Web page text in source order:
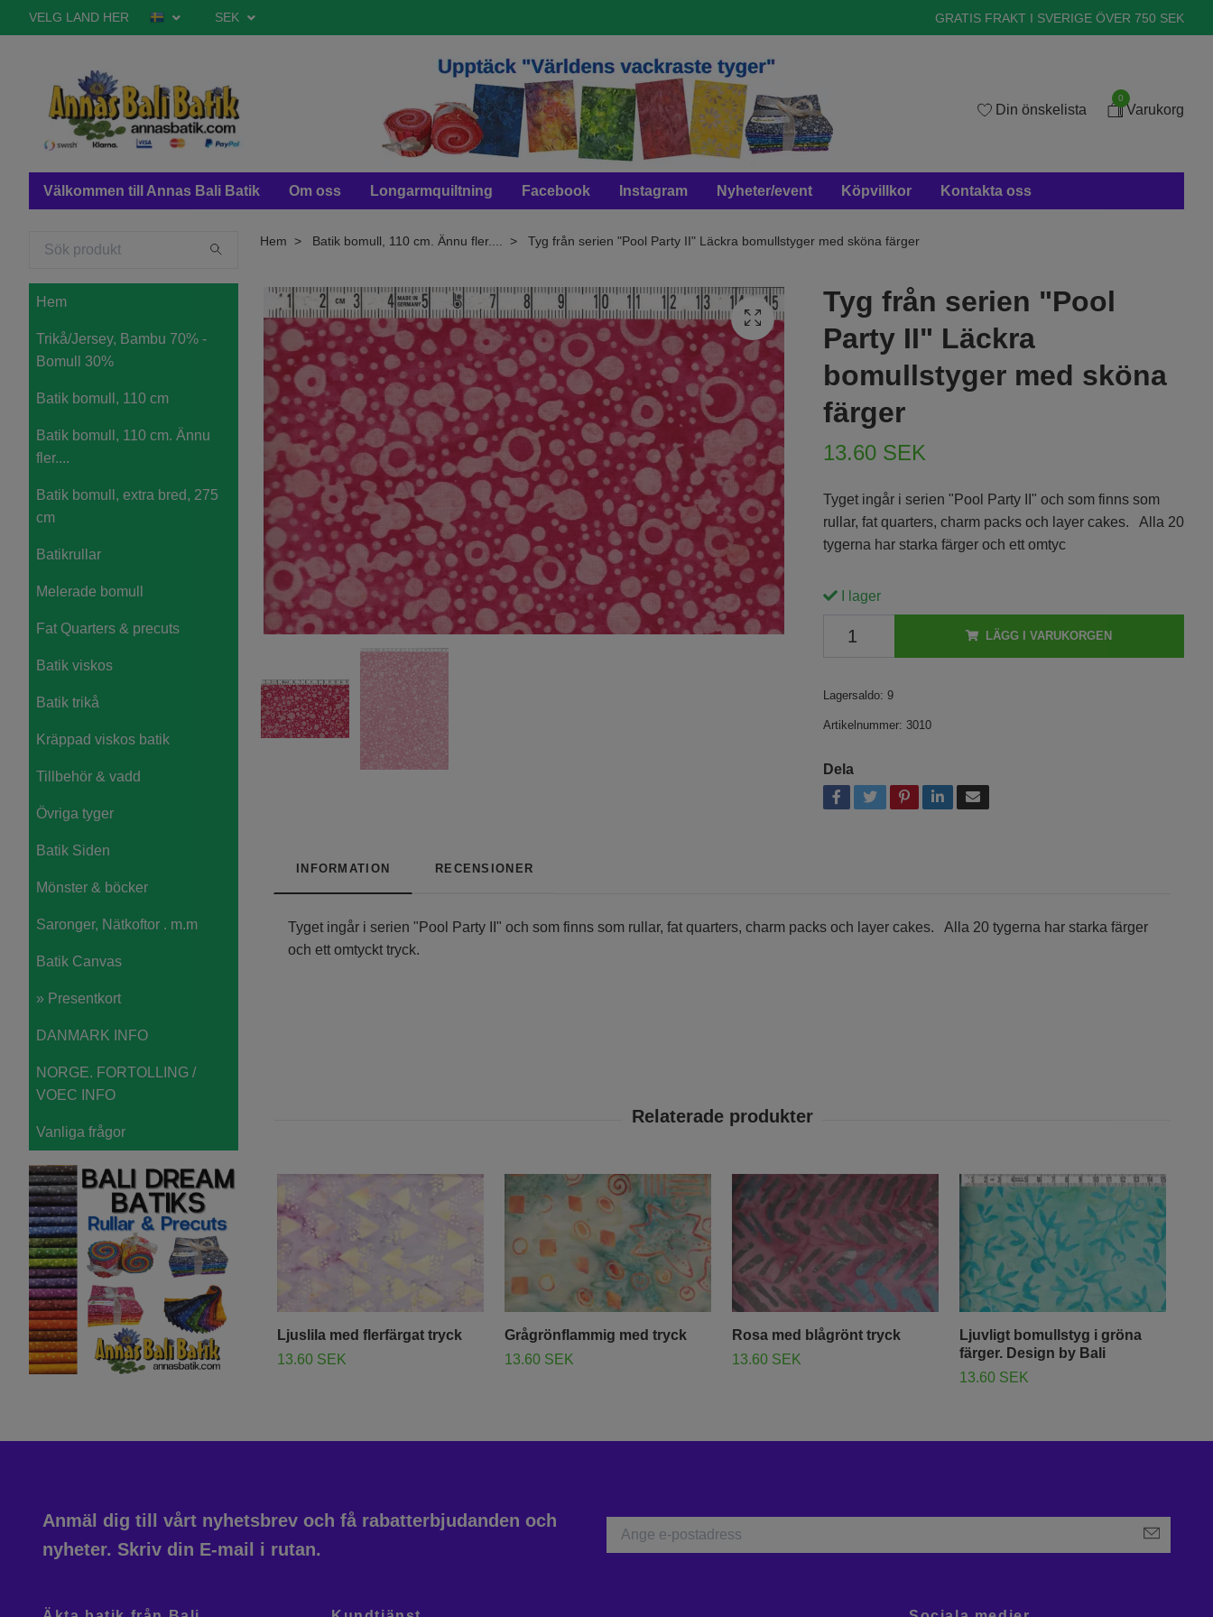
VELG LAND HER SEK GRATIS FRAKT I SVERIGE ÖVER 750 SEK
Din önskelista
0
Varukorg
Välkommen till Annas Bali Batik Om oss Longarmquiltning Facebook Instagram Nyheter/event Köpvillkor Kontakta oss
Hem
Trikå/Jersey, Bambu 70% -
Bomull 30%
Batik bomull, 110 cm
Batik bomull, 110 cm. Ännu
fler....
Batik bomull, extra bred, 275
cm
Batikrullar
Melerade bomull
Fat Quarters & precuts
Batik viskos
Batik trikå
Kräppad viskos batik
Tillbehör & vadd
Övriga tyger
Batik Siden
Mönster & böcker
Saronger, Nätkoftor . m.m
Batik Canvas
» Presentkort
DANMARK INFO
NORGE. FORTOLLING /
VOEC INFO
Vanliga frågor
Hem Batik bomull, 110 cm. Ännu fler.... Tyg från serien "Pool Party II" Läckra bomullstyger med sköna färger
Tyg från serien "Pool
Party II" Läckra
bomullstyger med sköna
färger
13.60 SEK
Tyget ingår i serien "Pool Party II" och som finns som
rullar, fat quarters, charm packs och layer cakes. Alla 20
tygerna har starka färger och ett omtyc
I lager
LÄGG I VARUKORGEN
Lagersaldo: 9
Artikelnummer: 3010
Dela
INFORMATION RECENSIONER
Tyget ingår i serien "Pool Party II" och som finns som rullar, fat quarters, charm packs och layer cakes. Alla 20 tygerna har starka färger
och ett omtyckt tryck.
Ljuslila med flerfärgat tryck
13.60 SEK
Grågrönflammig med tryck
13.60 SEK
Rosa med blågrönt tryck
13.60 SEK
Ljuvligt bomullstyg i gröna
färger. Design by Bali
13.60 SEK
Anmäl dig till vårt nyhetsbrev och få rabatterbjudanden och
nyheter. Skriv din E-mail i rutan.